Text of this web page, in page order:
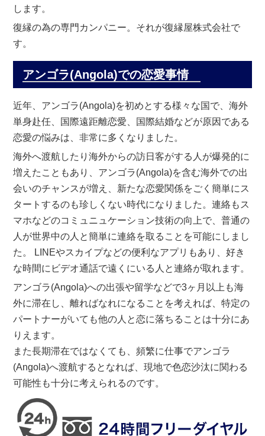
します。
復縁の為の専門カンパニー。それが復縁屋株式会社で
す。
アンゴラ(Angola)での恋愛事情
近年、アンゴラ(Angola)を初めとする様々な国で、海外
単身赴任、国際遠距離恋愛、国際結婚などが原因である
恋愛の悩みは、非常に多くなりました。
海外へ渡航したり海外からの訪日客がする人が爆発的に
増えたこともあり、アンゴラ(Angola)を含む海外での出
会いのチャンスが増え、新たな恋愛関係をごく簡単にス
タートするのも珍しくない時代になりました。連絡もス
マホなどのコミュニュケーション技術の向上で、普通の
人が世界中の人と簡単に連絡を取ることを可能にしまし
た。 LINEやスカイプなどの便利なアプリもあり、好き
な時間にビデオ通話で遠くにいる人と連絡が取れます。
アンゴラ(Angola)への出張や留学などで3ヶ月以上も海
外に滞在し、離ればなれになることを考えれば、特定の
パートナーがいても他の人と恋に落ちることは十分にあ
りえます。
また長期滞在ではなくても、頻繁に仕事でアンゴラ
(Angola)へ渡航するとなれば、現地で色恋沙汰に関わる
可能性も十分に考えられるのです。